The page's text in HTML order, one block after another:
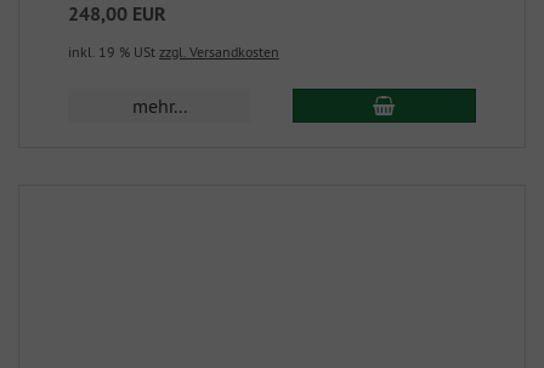
248,00 EUR
inkl. 19 % USt zzgl. Versandkosten
mehr...